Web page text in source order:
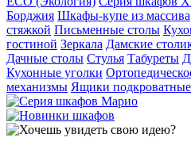
Борджия Шкафы-купе из массива
стяжкой Письменные столы
гостиной Зеркала Дамские
Дачные столы Стулья Табуреты
Кухонные уголки
механизмы Ящики подкроватные